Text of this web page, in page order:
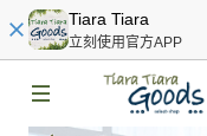
Tiara Tiara
立刻使用官方APP